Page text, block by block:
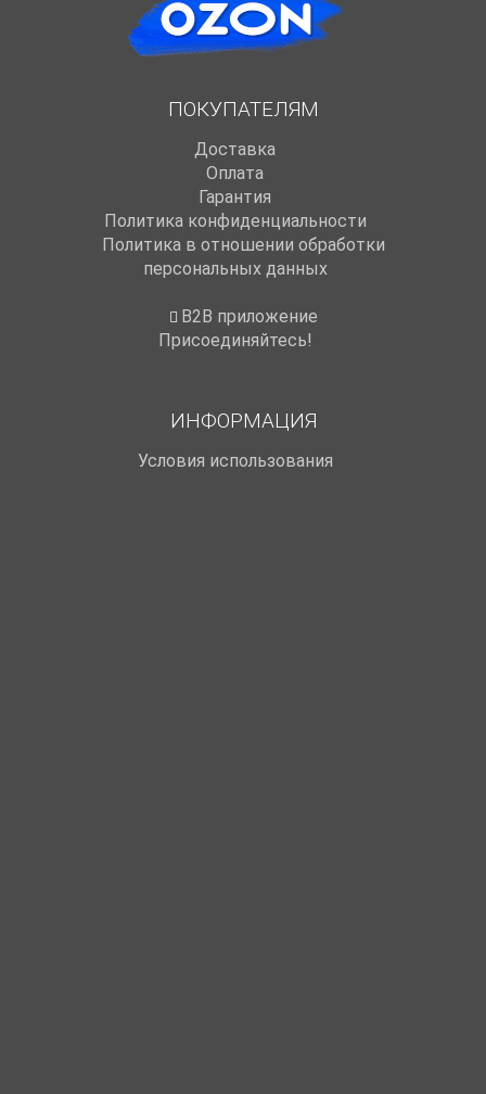
ПОКУПАТЕЛЯМ
Доставка
Оплата
Гарантия
Политика конфиденциальности
Политика в отношении обработки
персональных данных
B2B приложение
Присоединяйтесь!
ИНФОРМАЦИЯ
Условия использования